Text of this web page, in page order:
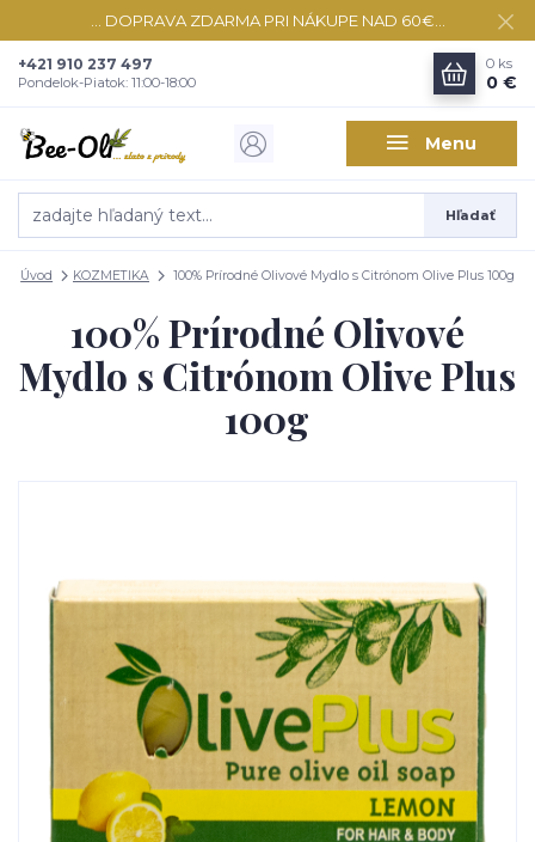
... DOPRAVA ZDARMA PRI NÁKUPE NAD 60€...
Menu
Hľadať
+421 910 237 497
Pondelok-Piatok: 11:00-18:00
0 ks
0 €
Úvod KOZMETIKA 100% Prírodné Olivové Mydlo s Citrónom Olive Plus 100g
100% Prírodné Olivové
Mydlo s Citrónom Olive Plus
100g